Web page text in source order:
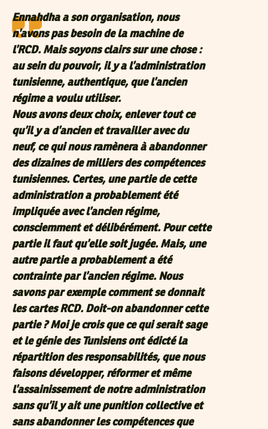
Ennahdha a son organisation, nous
n’avons pas besoin de la machine de
l’RCD. Mais soyons clairs sur une chose :
au sein du pouvoir, il y a l’administration
tunisienne, authentique, que l’ancien
régime a voulu utiliser.
Nous avons deux choix, enlever tout ce
qu’il y a d’ancien et travailler avec du
neuf, ce qui nous ramènera à abandonner
des dizaines de milliers des compétences
tunisiennes. Certes, une partie de cette
administration a probablement été
impliquée avec l’ancien régime,
consciemment et délibérément. Pour cette
partie il faut qu’elle soit jugée. Mais, une
autre partie a probablement a été
contrainte par l’ancien régime. Nous
savons par exemple comment se donnait
les cartes RCD. Doit-on abandonner cette
partie ? Moi je crois que ce qui serait sage
et le génie des Tunisiens ont édicté la
répartition des responsabilités, que nous
faisons développer, réformer et même
l’assainissement de notre administration
sans qu’il y ait une punition collective et
sans abandonner les compétences que